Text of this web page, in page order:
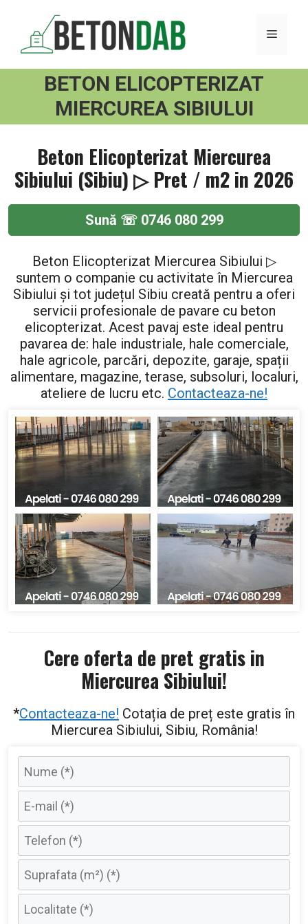
conținut
BETON ELICOPTERIZAT
MIERCUREA SIBIULUI
Beton Elicopterizat Miercurea
Sibiului (Sibiu) ▷ Pret / m2 in 2026
Sună ☏ 0746 080 299
Beton Elicopterizat Miercurea Sibiului ▷
suntem o companie cu activitate în Miercurea
Sibiului și tot județul Sibiu creată pentru a oferi
servicii profesionale de pavare cu beton
elicopterizat. Acest pavaj este ideal pentru
pavarea de: hale industriale, hale comerciale,
hale agricole, parcări, depozite, garaje, spații
alimentare, magazine, terase, subsoluri, localuri,
ateliere de lucru etc. Contacteaza-ne!
Cere oferta de pret gratis in
Miercurea Sibiului!
*Contacteaza-ne! Cotația de preț este gratis în
Miercurea Sibiului, Sibiu, România!